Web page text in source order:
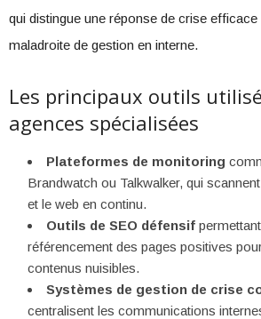
qui distingue une réponse de crise efficace
maladroite de gestion en interne.
Les principaux outils
agences spécialisées
Plateformes de monitoring
Brandwatch ou Talkwalker, qui
et le web en continu.
Outils de SEO défensif
référencement des pages positives
contenus nuisibles.
Systèmes de gestion de crise
centralisent les communications